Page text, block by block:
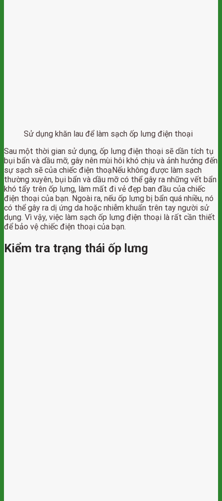
Sử dụng khăn lau để làm sạch ốp lưng điện thoại
Sau một thời gian sử dụng, ốp lưng điện thoại sẽ dần tích tụ
bụi bẩn và dầu mỡ, gây nên mùi hôi khó chịu và ảnh hưởng đến
sự sạch sẽ của chiếc điện thoạNếu không được làm sạch
thường xuyên, bụi bẩn và dầu mỡ có thể gây ra những vết bẩn
khó tẩy trên ốp lưng, làm mất đi vẻ đẹp ban đầu của chiếc
điện thoại của bạn. Ngoài ra, nếu ốp lưng bị bẩn quá nhiều, nó
có thể gây ra dị ứng da hoặc nhiễm khuẩn trên tay người sử
dụng. Vì vậy, việc làm sạch ốp lưng điện thoại là rất cần thiết
để bảo vệ chiếc điện thoại của bạn.
Kiểm tra trạng thái ốp lưng